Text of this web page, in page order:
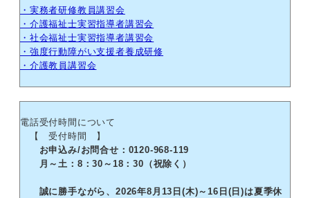
・実務者研修教員講習会
・介護福祉士実習指導者講習会
・社会福祉士実習指導者講習会
・強度行動障がい支援者養成研修
・介護教員講習会
電話受付時間について
【 受付時間 】
お申込み/お問合せ：0120-968-119
月～土：8：30～18：30（祝除く）
誠に勝手ながら、2026年8月13日(木)～16日(日)は夏季休